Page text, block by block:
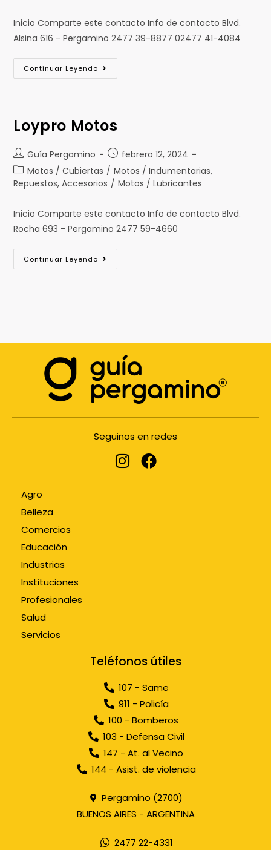
Inicio Comparte este contacto Info de contacto Blvd.
Alsina 616 - Pergamino 2477 39-8877 02477 41-4084
Continuar Leyendo
Loypro Motos
Guía Pergamino
febrero 12, 2024
Motos / Cubiertas / Motos / Indumentarias,
Repuestos, Accesorios / Motos / Lubricantes
Inicio Comparte este contacto Info de contacto Blvd.
Rocha 693 - Pergamino 2477 59-4660
Continuar Leyendo
Seguinos en redes
Agro
Belleza
Comercios
Educación
Industrias
Instituciones
Profesionales
Salud
Servicios
Teléfonos útiles
107 - Same
911 - Policía
100 - Bomberos
103 - Defensa Civil
147 - At. al Vecino
144 - Asist. de violencia
Pergamino (2700)
BUENOS AIRES - ARGENTINA
2477 22-4331